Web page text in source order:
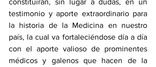
constituirán, sin lugar a dudas, en un
testimonio y aporte extraordinario para
la historia de la Medicina en nuestro
país, la cual va fortaleciéndose día a día
con el aporte valioso de prominentes
médicos y galenos que hacen de la